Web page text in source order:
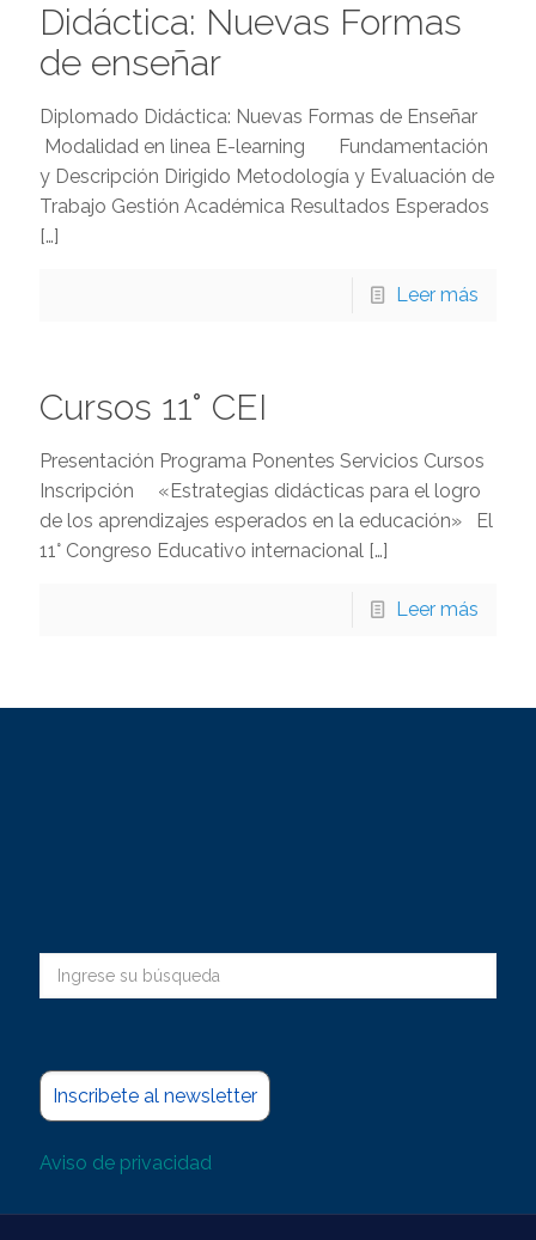
Didáctica: Nuevas Formas
de enseñar
Diplomado Didáctica: Nuevas Formas de Enseñar
Modalidad en linea E-learning Fundamentación
y Descripción Dirigido Metodología y Evaluación de
Trabajo Gestión Académica Resultados Esperados
[…]
Leer más
Cursos 11° CEI
Presentación Programa Ponentes Servicios Cursos
Inscripción «Estrategias didácticas para el logro
de los aprendizajes esperados en la educación» El
11° Congreso Educativo internacional […]
Leer más
Inscribete al newsletter
Aviso de privacidad